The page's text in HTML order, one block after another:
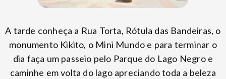
A tarde conheça a Rua Torta, Rótula das Bandeiras, o
monumento Kikito, o Mini Mundo e para terminar o
dia faça um passeio pelo Parque do Lago Negro e
caminhe em volta do lago apreciando toda a beleza